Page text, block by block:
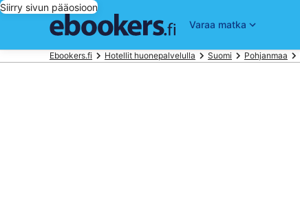
Siirry sivun pääosioon
Varaa matka
Ebookers.fi Hotellit huonepalvelulla Suomi Pohjanmaa